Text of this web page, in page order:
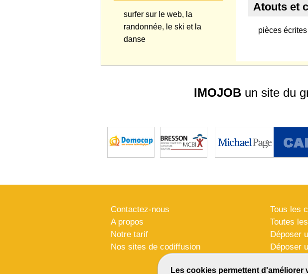
surfer sur le web, la
randonnée, le ski et la
danse
Atouts et
pièces
Les cookies permettent d'améliorer
IMOJOB un site du
Contactez-nous
A propos
Notre tarif
Nos sites de codiffusion
Tous les
Toutes
Déposer
Déposer